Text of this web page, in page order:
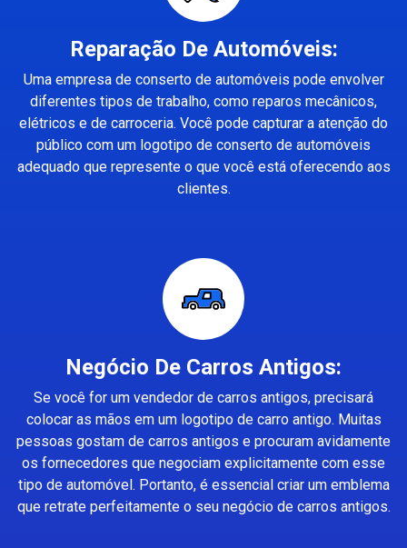
Reparação De Automóveis:
Uma empresa de conserto de automóveis pode envolver
diferentes tipos de trabalho, como reparos mecânicos,
elétricos e de carroceria. Você pode capturar a atenção do
público com um logotipo de conserto de automóveis
adequado que represente o que você está oferecendo aos
clientes.
Negócio De Carros Antigos:
Se você for um vendedor de carros antigos, precisará
colocar as mãos em um logotipo de carro antigo. Muitas
pessoas gostam de carros antigos e procuram avidamente
os fornecedores que negociam explicitamente com esse
tipo de automóvel. Portanto, é essencial criar um emblema
que retrate perfeitamente o seu negócio de carros antigos.